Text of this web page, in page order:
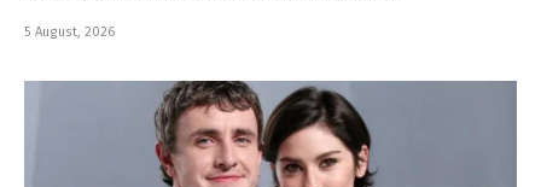
5 August, 2026